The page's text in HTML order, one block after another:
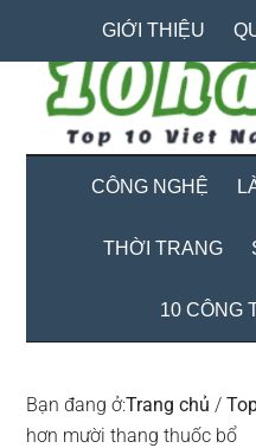
content
secondary
menu
primary
sidebar
GIỚI THIỆU
CÔNG NGHỆ
THỜI TRANG
10 CÔNG
Bạn đang ở:Trang chủ /
hơn mười thang thuốc bổ